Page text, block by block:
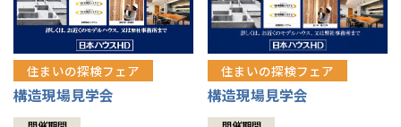
住まいの探検フェア
構造現場見学会
住まいの探検フェア
構造現場見学会
山口
徳島
高知
鹿児島
長崎
沖縄